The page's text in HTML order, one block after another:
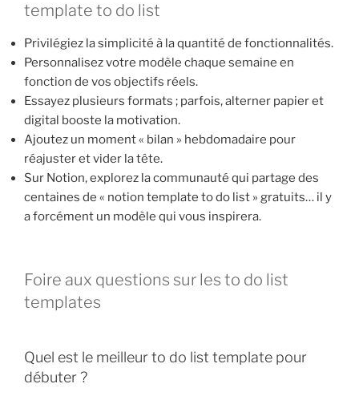
template to do list
Privilégiez la simplicité à la quantité de fonctionnalités.
Personnalisez votre modèle chaque semaine en
fonction de vos objectifs réels.
Essayez plusieurs formats ; parfois, alterner papier et
digital booste la motivation.
Ajoutez un moment « bilan » hebdomadaire pour
réajuster et vider la tête.
Sur Notion, explorez la communauté qui partage des
centaines de « notion template to do list » gratuits… il y
a forcément un modèle qui vous inspirera.
Foire aux questions sur les to do list
templates
Quel est le meilleur to do list template pour
débuter ?